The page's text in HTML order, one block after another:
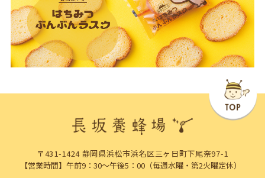
〒431-1424 静岡県浜松市浜名区三ヶ日町下尾奈97-1
【営業時間】午前9：30～午後5：00（毎週水曜・第2火曜定休）